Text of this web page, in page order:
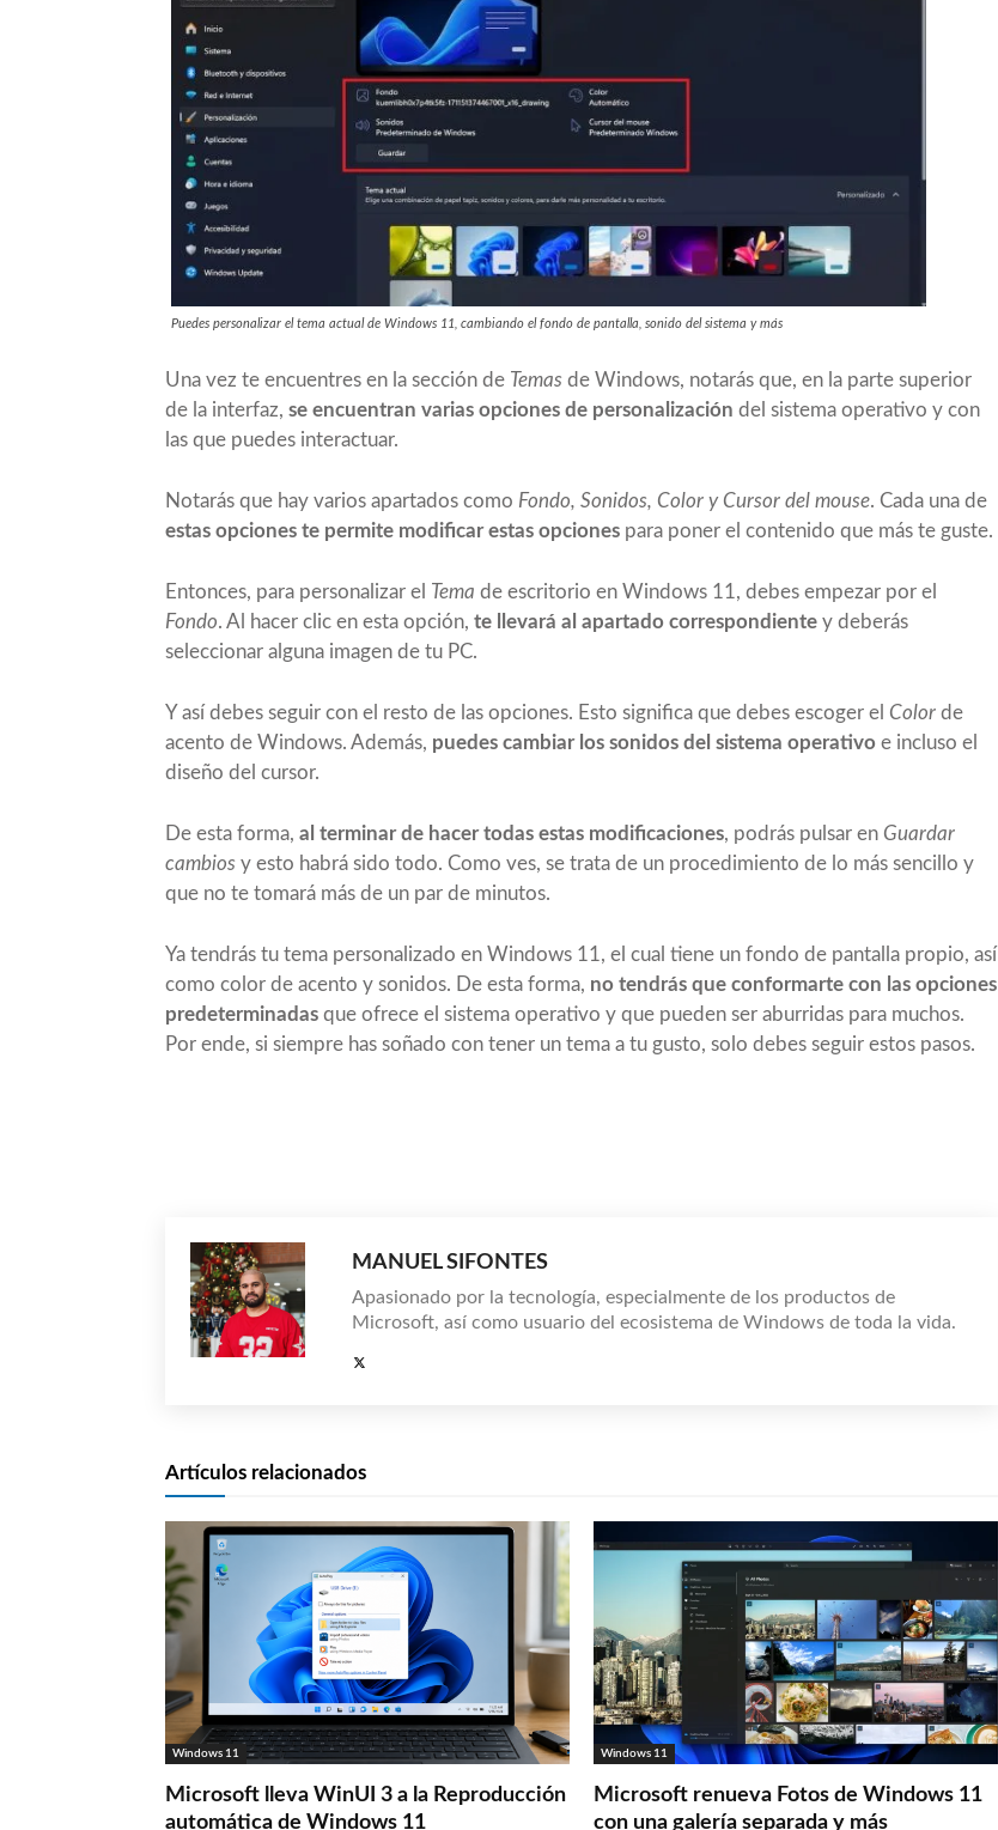
Puedes personalizar el tema actual de Windows 11, cambiando el fondo de pantalla, sonido del sistema y más
Una vez te encuentres en la sección de Temas de Windows, notarás que, en la parte superior
de la interfaz, se encuentran varias opciones de personalización del sistema operativo y con
las que puedes interactuar.
Notarás que hay varios apartados como Fondo, Sonidos, Color y Cursor del mouse. Cada una de
estas opciones te permite modificar estas opciones para poner el contenido que más te guste.
Entonces, para personalizar el Tema de escritorio en Windows 11, debes empezar por el
Fondo. Al hacer clic en esta opción, te llevará al apartado correspondiente y deberás
seleccionar alguna imagen de tu PC.
Y así debes seguir con el resto de las opciones. Esto significa que debes escoger el Color de
acento de Windows. Además, puedes cambiar los sonidos del sistema operativo e incluso el
diseño del cursor.
De esta forma, al terminar de hacer todas estas modificaciones, podrás pulsar en Guardar
cambios y esto habrá sido todo. Como ves, se trata de un procedimiento de lo más sencillo y
que no te tomará más de un par de minutos.
Ya tendrás tu tema personalizado en Windows 11, el cual tiene un fondo de pantalla propio, así
como color de acento y sonidos. De esta forma, no tendrás que conformarte con las opciones
predeterminadas que ofrece el sistema operativo y que pueden ser aburridas para muchos.
Por ende, si siempre has soñado con tener un tema a tu gusto, solo debes seguir estos pasos.
MANUEL SIFONTES
Apasionado por la tecnología, especialmente de los productos de
Microsoft, así como usuario del ecosistema de Windows de toda la vida.
Artículos relacionados
Windows 11
Microsoft lleva WinUI 3 a la Reproducción
automática de Windows 11
Windows 11
Microsoft renueva Fotos de Windows 11
con una galería separada y más